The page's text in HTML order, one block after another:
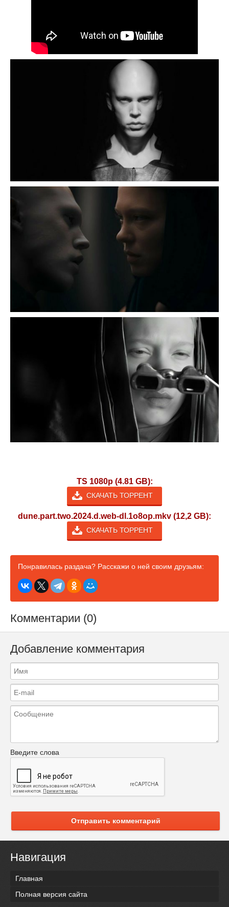
TS 1080p (4.81 GB):
СКАЧАТЬ ТОРРЕНТ
dune.part.two.2024.d.web-dl.1o8op.mkv (12,2 GB):
СКАЧАТЬ ТОРРЕНТ
Понравилась раздача? Расскажи о ней своим друзьям:
Комментарии (0)
Добавление комментария
Введите слова
Отправить комментарий
Навигация
Главная
Полная версия сайта